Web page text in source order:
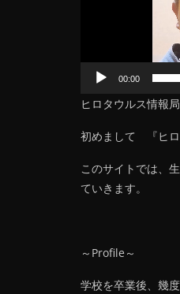
00:00
ヒロタウルス情報
初めまして 『ヒ
このサイトでは、
ていきます。
～Profile～
学校を卒業後、幾